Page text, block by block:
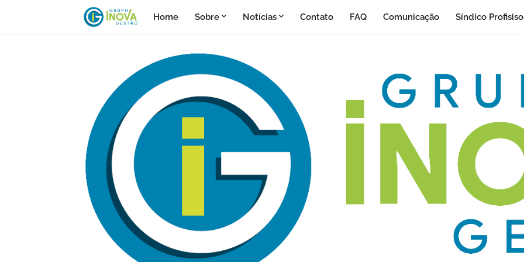
Home Sobre Notícias Contato FAQ Comunicação Síndico